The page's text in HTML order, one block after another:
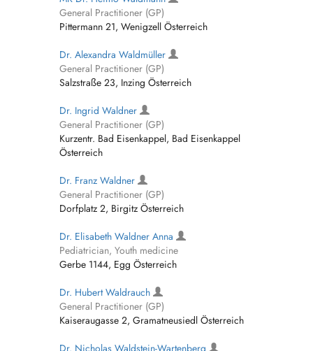
General Practitioner (GP)
Pittermann 21, Wenigzell Österreich
Dr. Alexandra Waldmüller
General Practitioner (GP)
Salzstraße 23, Inzing Österreich
Dr. Ingrid Waldner
General Practitioner (GP)
Kurzentr. Bad Eisenkappel, Bad Eisenkappel
Österreich
Dr. Franz Waldner
General Practitioner (GP)
Dorfplatz 2, Birgitz Österreich
Dr. Elisabeth Waldner Anna
Pediatrician, Youth medicine
Gerbe 1144, Egg Österreich
Dr. Hubert Waldrauch
General Practitioner (GP)
Kaiseraugasse 2, Gramatneusiedl Österreich
Dr. Nicholas Waldstein-Wartenberg